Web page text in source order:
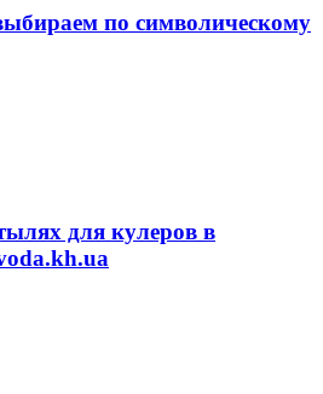
по символическому
для кулеров в